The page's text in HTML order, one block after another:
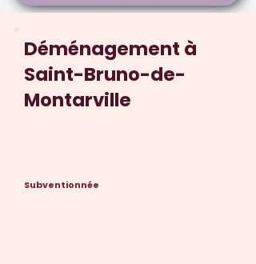
Déménagement à
Saint-Bruno-de-
Montarville
Subventionnée